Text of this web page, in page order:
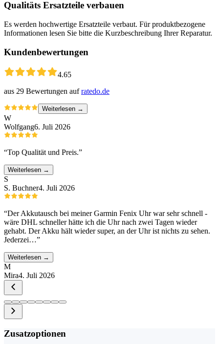
Qualitäts Ersatzteile verbauen
Es werden hochwertige Ersatzteile verbaut. Für produktbezogene
Informationen lesen Sie bitte die Kurzbeschreibung Ihrer Reparatur.
Kundenbewertungen
4.65
aus 29 Bewertungen auf ratedo.de
Weiterlesen →
W
Wolfgang6. Juli 2026
“Top Qualität und Preis.”
Weiterlesen →
S
S. Buchner4. Juli 2026
“Der Akkutausch bei meiner Garmin Fenix Uhr war sehr schnell -
wäre DHL schneller hätte ich die Uhr nach zwei Tagen wieder
gehabt. Der Akku hält wieder super, an der Uhr ist nichts zu sehen.
Jederzei…”
Weiterlesen →
M
Mira4. Juli 2026
Zusatzoptionen